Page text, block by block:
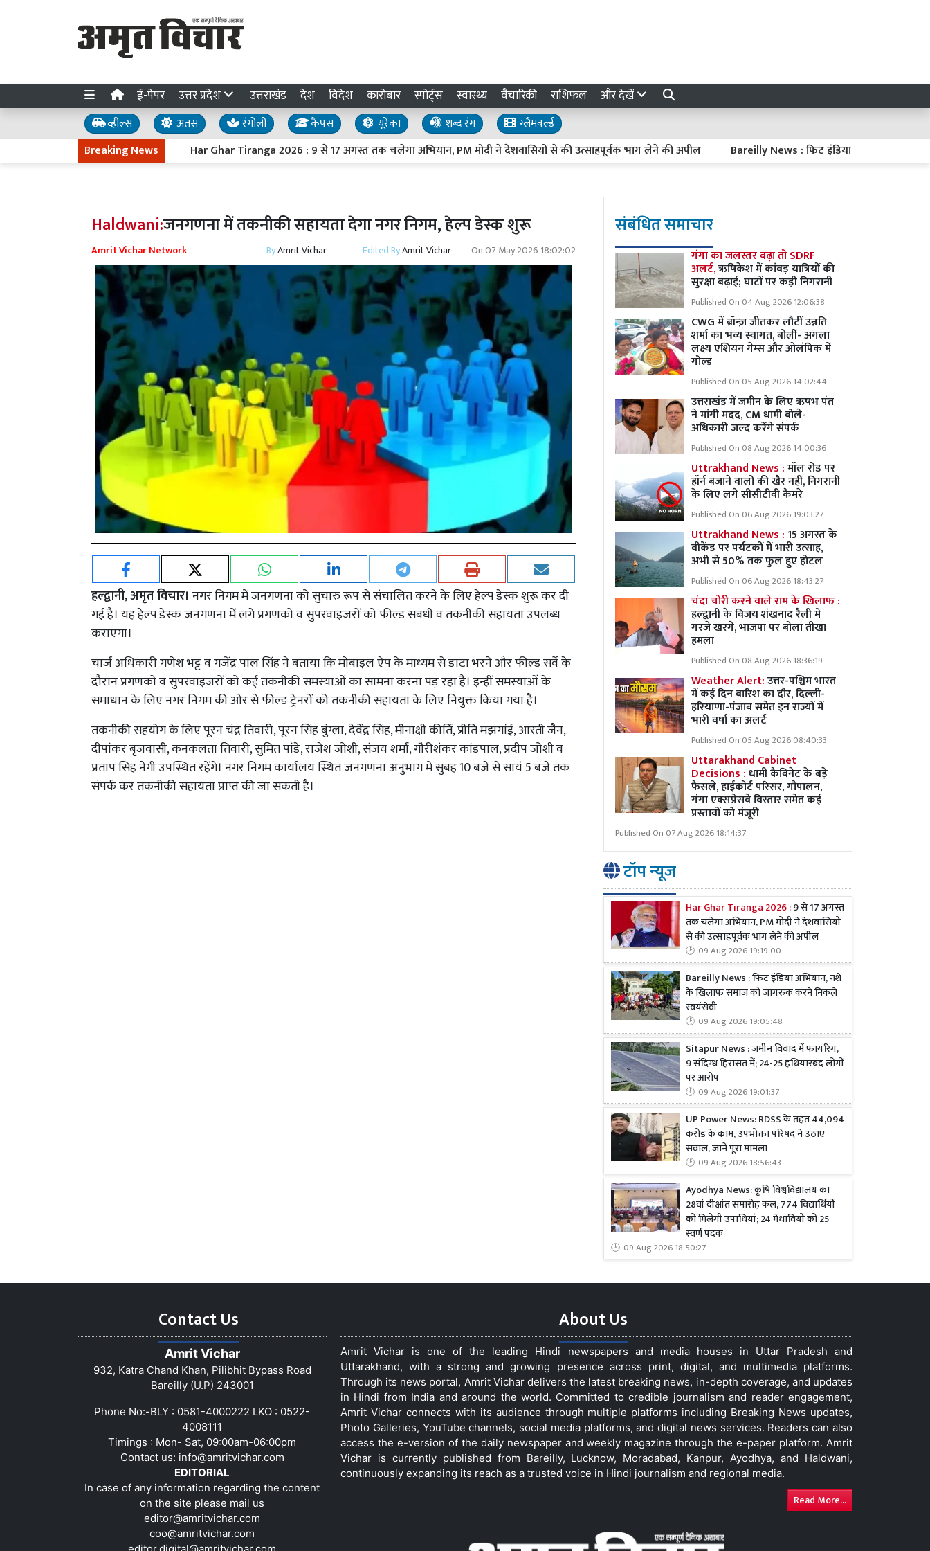
ई-पेपर उत्तर प्रदेश उत्तराखंड देश विदेश कारोबार स्पोर्ट्स स्वास्थ्य वैचारिकी राशिफल और देखें
व्हील्स अंतस रंगोली कैंपस यूरेका शब्द रंग
ग्लैमवर्ल्ड
Breaking News
Har Ghar Tiranga 2026 : 9 से 17 अगस्त तक चलेगा अभियान, PM मोदी ने देशवासियों से की उत्साहपूर्वक भाग लेने की अपील Bareilly News : फिट इंडिया अभियान, नशे के
Haldwani:जनगणना में तकनीकी सहायता देगा नगर निगम, हेल्प डेस्क शुरू
Amrit Vichar Network ByAmrit Vichar Edited ByAmrit Vichar On07 May 2026 18:02:02
हल्द्वानी, अमृत विचार। नगर निगम में जनगणना को सुचारु रूप से संचालित करने के लिए हेल्प डेस्क शुरू कर दी
गई है। यह हेल्प डेस्क जनगणना में लगे प्रगणकों व सुपरवाइजरों को फील्ड संबंधी व तकनीकी सहायता उपलब्ध
कराएगा।
चार्ज अधिकारी गणेश भट्ट व गजेंद्र पाल सिंह ने बताया कि मोबाइल ऐप के माध्यम से डाटा भरने और फील्ड सर्वे के
दौरान प्रगणकों व सुपरवाइजरों को कई तकनीकी समस्याओं का सामना करना पड़ रहा है। इन्हीं समस्याओं के
समाधान के लिए नगर निगम की ओर से फील्ड ट्रेनरों को तकनीकी सहायता के लिए नियुक्त किया गया है।
तकनीकी सहयोग के लिए पूरन चंद्र तिवारी, पूरन सिंह बुंग्ला, देवेंद्र सिंह, मीनाक्षी कीर्ति, प्रीति मझगांई, आरती जैन,
दीपांकर बृजवासी, कनकलता तिवारी, सुमित पांडे, राजेश जोशी, संजय शर्मा, गौरीशंकर कांडपाल, प्रदीप जोशी व
प्रताप सिंह नेगी उपस्थित रहेंगे। नगर निगम कार्यालय स्थित जनगणना अनुभाग में सुबह 10 बजे से सायं 5 बजे तक
संपर्क कर तकनीकी सहायता प्राप्त की जा सकती है।
संबंधित समाचार
गंगा का जलस्तर बढ़ा तो SDRF
अलर्ट,ऋषिकेश में कांवड़ यात्रियों की
सुरक्षा बढ़ाई; घाटों पर कड़ी निगरानी
Published On 04 Aug 2026 12:06:38
CWG में ब्रॉन्ज़ जीतकर लौटीं उन्नति
शर्मा का भव्य स्वागत, बोलीं- अगला
लक्ष्य एशियन गेम्स और ओलंपिक में
गोल्ड
Published On 05 Aug 2026 14:02:44
उत्तराखंड में जमीन के लिए ऋषभ पंत
ने मांगी मदद, CM धामी बोले-
अधिकारी जल्द करेंगे संपर्क
Published On 08 Aug 2026 14:00:36
Uttrakhand News :मॉल रोड पर
हॉर्न बजाने वालों की खैर नहीं, निगरानी
के लिए लगे सीसीटीवी कैमरे
Published On 06 Aug 2026 19:03:27
Uttrakhand News :15 अगस्त के
वीकेंड पर पर्यटकों में भारी उत्साह,
अभी से 50% तक फुल हुए होटल
Published On 06 Aug 2026 18:43:27
चंदा चोरी करने वाले राम के खिलाफ :
हल्द्वानी के विजय शंखनाद रैली में
गरजे खरगे, भाजपा पर बोला तीखा
हमला
Published On 08 Aug 2026 18:36:19
Weather Alert:उत्तर-पश्चिम भारत
में कई दिन बारिश का दौर, दिल्ली-
हरियाणा-पंजाब समेत इन राज्यों में
भारी वर्षा का अलर्ट
Published On 05 Aug 2026 08:40:33
Uttarakhand Cabinet
Decisions :धामी कैबिनेट के बड़े
फैसले, हाईकोर्ट परिसर, गौपालन,
गंगा एक्सप्रेसवे विस्तार समेत कई
प्रस्तावों को मंजूरी
Published On 07 Aug 2026 18:14:37
टॉप न्यूज
Har Ghar Tiranga 2026 :9 से 17 अगस्त
तक चलेगा अभियान, PM मोदी ने देशवासियों
से की उत्साहपूर्वक भाग लेने की अपील
09 Aug 2026 19:19:00
Bareilly News : फिट इंडिया अभियान, नशे
के खिलाफ समाज को जागरुक करने निकले
स्वयंसेवी
09 Aug 2026 19:05:48
Sitapur News : जमीन विवाद में फायरिंग,
9 संदिग्ध हिरासत में; 24-25 हथियारबंद लोगों
पर आरोप
09 Aug 2026 19:01:37
UP Power News: RDSS के तहत 44,094
करोड़ के काम, उपभोक्ता परिषद ने उठाए
सवाल, जानें पूरा मामला
09 Aug 2026 18:56:43
Ayodhya News: कृषि विश्वविद्यालय का
28वां दीक्षांत समारोह कल, 774 विद्यार्थियों
को मिलेंगी उपाधियां; 24 मेधावियों को 25
स्वर्ण पदक
09 Aug 2026 18:50:27
Contact Us
Amrit Vichar
932, Katra Chand Khan, Pilibhit Bypass Road
Bareilly (U.P) 243001
Phone No:-BLY : 0581-4000222 LKO : 0522-
4008111
Timings : Mon- Sat, 09:00am-06:00pm
Contact us: info@amritvichar.com
EDITORIAL
In case of any information regarding the content
on the site please mail us
editor@amritvichar.com
coo@amritvichar.com
About Us
Amrit Vichar is one of the leading Hindi newspapers and media houses in Uttar Pradesh and
Uttarakhand, with a strong and growing presence across print, digital, and multimedia platforms.
Through its news portal, Amrit Vichar delivers the latest breaking news, in-depth coverage, and updates
in Hindi from India and around the world. Committed to credible journalism and reader engagement,
Amrit Vichar connects with its audience through multiple platforms including Breaking News updates,
Photo Galleries, YouTube channels, social media platforms, and digital news services. Readers can also
access the e-version of the daily newspaper and weekly magazine through the e-paper platform. Amrit
Vichar is currently published from Bareilly, Lucknow, Moradabad, Kanpur, Ayodhya, and Haldwani,
continuously expanding its reach as a trusted voice in Hindi journalism and regional media.
Read More...